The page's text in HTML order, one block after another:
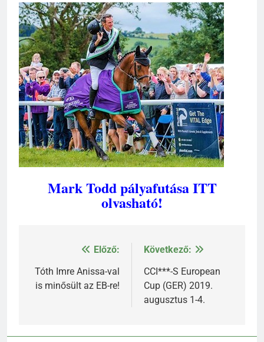
Mark Todd pályafutása ITT
olvasható!
Bejegyzés
navigáció
Előző:
Tóth Imre Anissa-val
is minősült az EB-re!
Következő:
CCI***-S European
Cup (GER) 2019.
augusztus 1-4.